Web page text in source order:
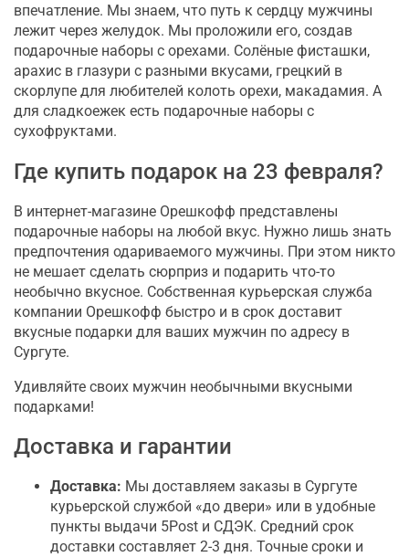
впечатление. Мы знаем, что путь к сердцу мужчины
лежит через желудок. Мы проложили его, создав
подарочные наборы с орехами. Солёные фисташки,
арахис в глазури с разными вкусами, грецкий в
скорлупе для любителей колоть орехи, макадамия. А
для сладкоежек есть подарочные наборы с
сухофруктами.
Где купить подарок на 23 февраля?
В интернет-магазине Орешкофф представлены
подарочные наборы на любой вкус. Нужно лишь знать
предпочтения одариваемого мужчины. При этом никто
не мешает сделать сюрприз и подарить что-то
необычно вкусное. Собственная курьерская служба
компании Орешкофф быстро и в срок доставит
вкусные подарки для ваших мужчин по адресу в
Сургуте.
Удивляйте своих мужчин необычными вкусными
подарками!
Доставка и гарантии
Доставка: Мы доставляем заказы в Сургуте
курьерской службой «до двери» или в удобные
пункты выдачи 5Post и СДЭК. Средний срок
доставки составляет 2-3 дня. Точные сроки и